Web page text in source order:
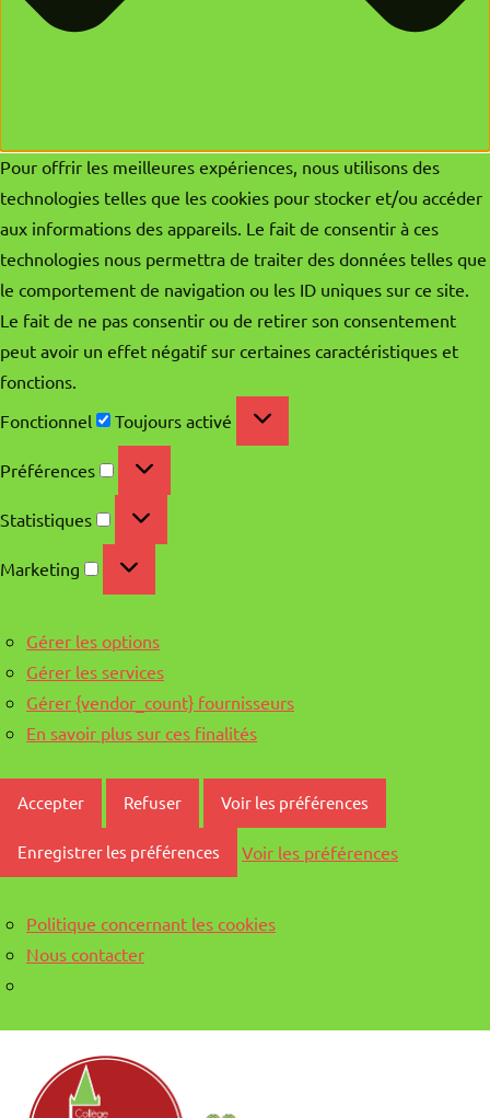
Pour offrir les meilleures expériences, nous utilisons des
technologies telles que les cookies pour stocker et/ou accéder
aux informations des appareils. Le fait de consentir à ces
technologies nous permettra de traiter des données telles que
le comportement de navigation ou les ID uniques sur ce site.
Le fait de ne pas consentir ou de retirer son consentement
peut avoir un effet négatif sur certaines caractéristiques et
fonctions.
Fonctionnel
Fonctionnel
Toujours activé
Préférences Préférences
Statistiques Statistiques
Marketing Marketing
Gérer les options
Gérer les services
Gérer {vendor_count} fournisseurs
En savoir plus sur ces finalités
Accepter Refuser Voir les préférences
Enregistrer les préférences Voir les préférences
Politique concernant les cookies
Nous contacter
contenu